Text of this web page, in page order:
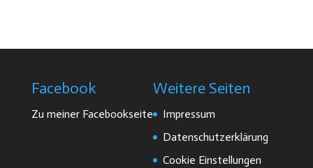
Facebook
Zu meiner Facebookseite
Weitere Seiten
Impressum
Datenschutzerklärung
Cookie Einstellungen